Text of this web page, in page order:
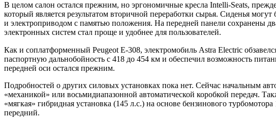
В целом салон остался прежним, но эргономичные кресла Intelli-Seats,
который является результатом вторичной переработки сырья. Сиденья
и электроприводом с памятью положения. На передней панели сохранены
электронных систем стал проще и удобнее для пользователей.
Как и соплатформенный Peugeot E-308, электромобиль Astra Electric
паспортную дальнобойность с 418 до 454 км и обеспечил возможность
передней оси остался прежним.
Подробностей о других силовых установках пока нет. Сейчас начальным
«механикой» или восьмидиапазонной автоматической коробкой передач.
«мягкая» гибридная установка (145 л.с.) на основе бензинового
передний.